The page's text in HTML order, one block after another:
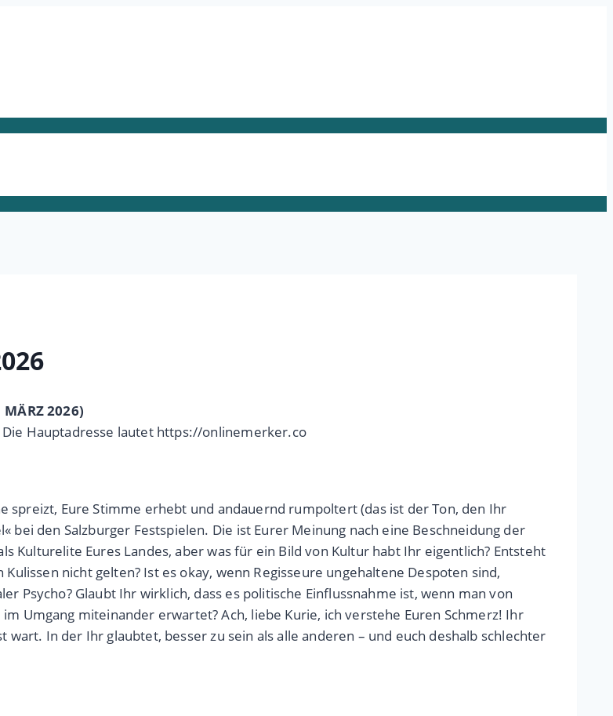
2026)
Hauptadresse lautet https://onlinemerker.co
spreizt, Eure Stimme erhebt und andauernd rumpoltert (das ist der Ton, den Ihr
den Salzburger Festspielen. Die ist Eurer Meinung nach eine Beschneidung der
Kulturelite Eures Landes, aber was für ein Bild von Kultur habt Ihr eigentlich? Entsteht
nicht gelten? Ist es okay, wenn Regisseure ungehaltene Despoten sind,
Psycho? Glaubt Ihr wirklich, dass es politische Einflussnahme ist, wenn man von
Umgang miteinander erwartet? Ach, liebe Kurie, ich verstehe Euren Schmerz! Ihr
In der Ihr glaubtet, besser zu sein als alle anderen – und euch deshalb schlechter